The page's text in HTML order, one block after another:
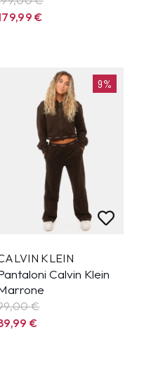
€
9%
KLEIN
Calvin Klein
€
€